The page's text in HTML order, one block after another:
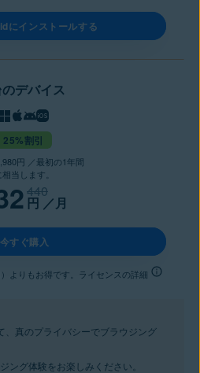
、真のプライバシーでブラウジング
ング体験をお楽しみください。
にインストールする
デバイス
25%割引
円 ／最初の1年間
相当します。
440
円 ／月
今すぐ購入
よりもお得です。ライセンスの詳細